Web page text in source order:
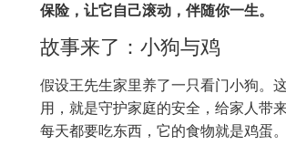
保险，让它自己滚动，伴随你一生。
故事来了：小狗与鸡
假设王先生家里养了一只看门小狗。
用，就是守护家庭的安全，给家人带
每天都要吃东西，它的食物就是鸡蛋。